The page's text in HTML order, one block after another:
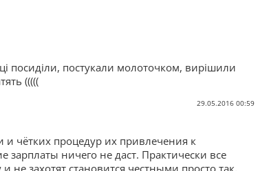
посиділи, постукали молоточком, вирішили
(((((
29.05.2016 00:59
и чётких процедур их привлечения к
зарплаты ничего не даст. Практически все